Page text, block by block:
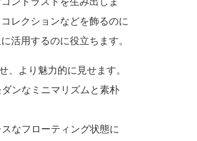
レクションなどを飾るのに
活用するのに役立ちます。
より魅力的に見せます。
ンなミニマリズムと素朴
なフローティング状態に